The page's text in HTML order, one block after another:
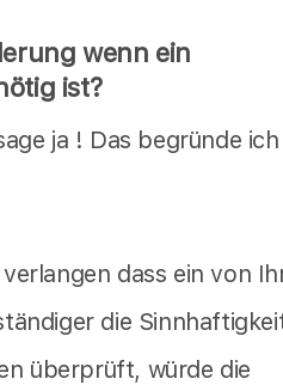
wenn ein
ist?
ja ! Das begründe
dass ein von
die
überprüft, würde die